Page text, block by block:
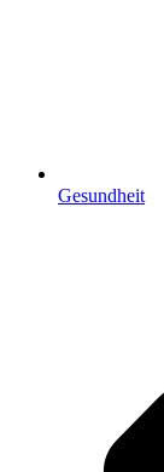
Gesundheit